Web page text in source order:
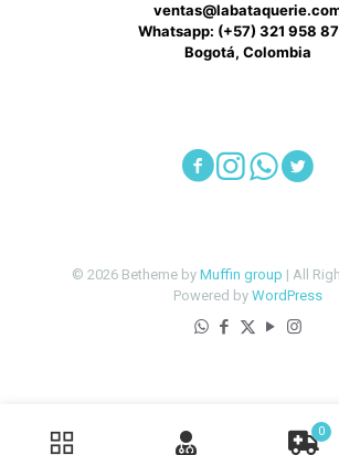
Whatsapp: (+57) 321 958
Bogotá, Colombia
© 2026 Betheme by Muffin group | All
Powered by WordPress
0